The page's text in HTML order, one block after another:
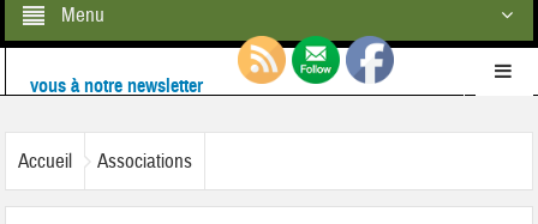
Menu
Retrouvez-nous également surFacebook
vous à notre newsletter
Accueil Associations